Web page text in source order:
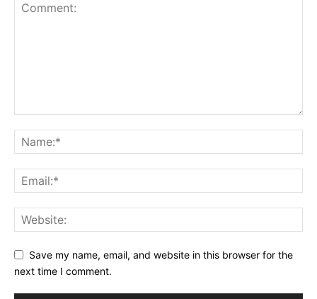
Save my name, email, and website in this browser for the
next time I comment.